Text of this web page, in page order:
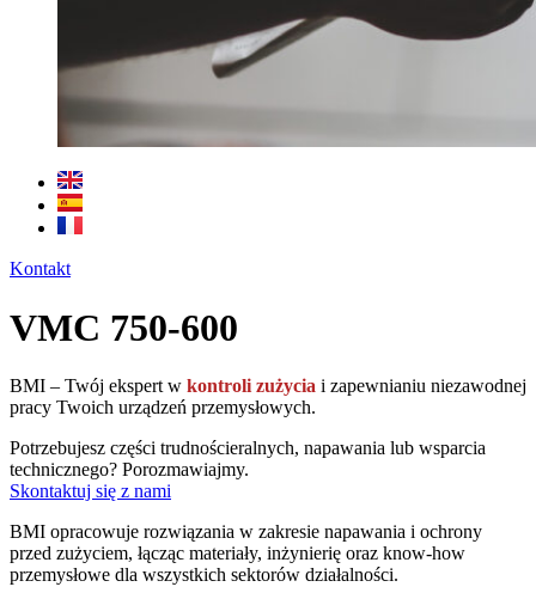
Kontakt
VMC 750-600
BMI – Twój ekspert w kontroli zużycia i zapewnianiu niezawodnej
pracy Twoich urządzeń przemysłowych.
Potrzebujesz części trudnościeralnych, napawania lub wsparcia
technicznego? Porozmawiajmy.
Skontaktuj się z nami
BMI opracowuje rozwiązania w zakresie napawania i ochrony
przed zużyciem, łącząc materiały, inżynierię oraz know-how
przemysłowe dla wszystkich sektorów działalności.